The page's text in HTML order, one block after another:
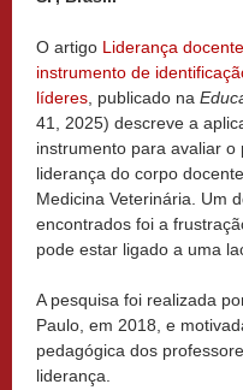
O artigo Liderança
instrumento de
líderes , publicado na
41, 2025) descreve a
instrumento para avaliar o
liderança do corpo
Medicina Veterinária. Um
encontrados foi a
pode estar ligado a uma
A pesquisa foi realizada
Paulo, em 2018, e
pedagógica dos
liderança.